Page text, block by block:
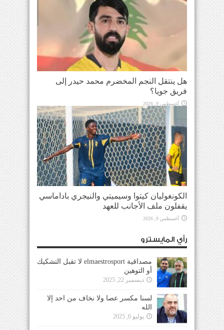
هل ينتقل النجم المخضرم محمد حيدر إلى
فريق جويا؟
أغسطس 9, 2026
الكونغوليان كيتوا وسيميتي والنيجري باداماسي
يقفلون ملف الأجانب للعهد
أغسطس 9, 2026
رأي المايسترو
مصداقية elmaestrosport لا تقبل التشكيك
أو التوهين
ديسمبر 22, 2025
لسنا مكسر عصا ولا نخاف من احد إلا
الله
يوليو 6, 2025